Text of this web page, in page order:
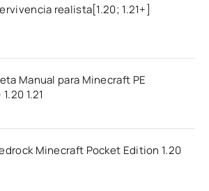
realista[1.20; 1.21+]
Manual para Minecraft PE
1.21
Minecraft Pocket Edition 1.20